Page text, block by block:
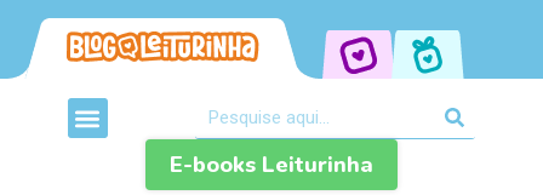
E-books Leiturinha